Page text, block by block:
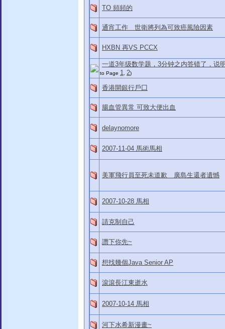
TO 頻頻的
通宵工作 世衛將列為可致癌風險因素
HXBN 再VS PCCX
一道3年级数学题，3分钟之内答错了，说
to Page 1 2)
香港開銀行戶囗
腸血管異常 可致大便出血
delaynomore
2007-11-04 馬術馬相
美軍飛行員至死未道歉 廣島生還者遺憾
2007-10-28 馬相
請克制自己
讚下你先~
想找幾個Java Senior AP
滾滾長江東逝水
2007-10-14 馬相
河下水希新漫畫~